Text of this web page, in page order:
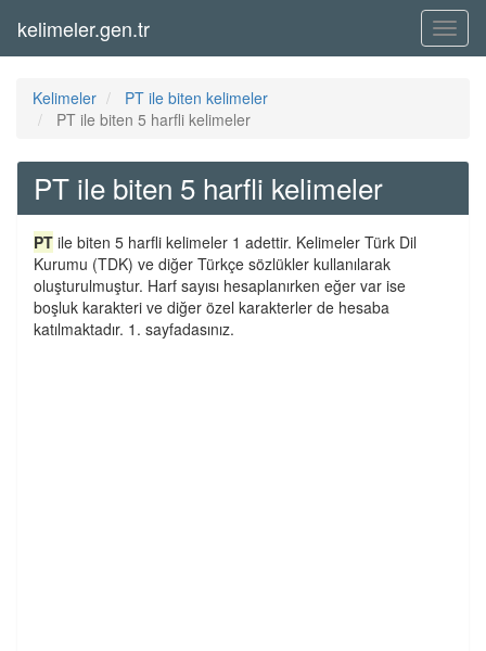
Menü
kelimeler.gen.tr
Kelimeler
PT ile biten kelimeler
PT ile biten 5 harfli kelimeler
PT ile biten 5 harfli kelimeler
PT ile biten 5 harfli kelimeler 1 adettir. Kelimeler Türk Dil
Kurumu (TDK) ve diğer Türkçe sözlükler kullanılarak
oluşturulmuştur. Harf sayısı hesaplanırken eğer var ise
boşluk karakteri ve diğer özel karakterler de hesaba
katılmaktadır. 1. sayfadasınız.